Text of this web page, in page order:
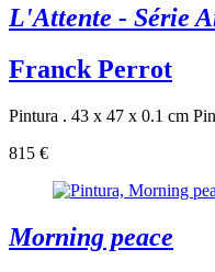
L'Attente - Série
Franck Perrot
Pintura . 43 x 47 x 0.1 cm
815 €
Morning peace